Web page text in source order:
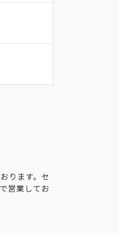
ります。セ
営業してお